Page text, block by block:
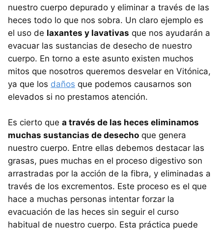
nuestro cuerpo depurado y eliminar a través de las
heces todo lo que nos sobra. Un claro ejemplo es
el uso de laxantes y lavativas que nos ayudarán a
evacuar las sustancias de desecho de nuestro
cuerpo. En torno a este asunto existen muchos
mitos que nosotros queremos desvelar en Vitónica,
ya que los daños que podemos causarnos son
elevados si no prestamos atención.
Es cierto que a través de las heces eliminamos
muchas sustancias de desecho que genera
nuestro cuerpo. Entre ellas debemos destacar las
grasas, pues muchas en el proceso digestivo son
arrastradas por la acción de la fibra, y eliminadas a
través de los excrementos. Este proceso es el que
hace a muchas personas intentar forzar la
evacuación de las heces sin seguir el curso
habitual de nuestro cuerpo. Esta práctica puede